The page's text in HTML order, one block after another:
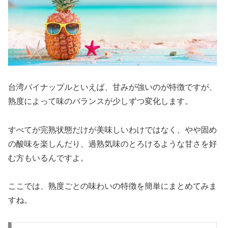
台湾パイナップルといえば、甘みが強いのが特徴ですが、
熟度によって味のバランスが少しずつ変化します。
すべてが完熟状態だけが美味しいわけではなく、やや固め
の酸味を楽しんだり、過熟気味のとろけるような甘さを好
む方もいるんですよ。
ここでは、熟度ごとの味わいの特徴を簡単にまとめてみま
すね。